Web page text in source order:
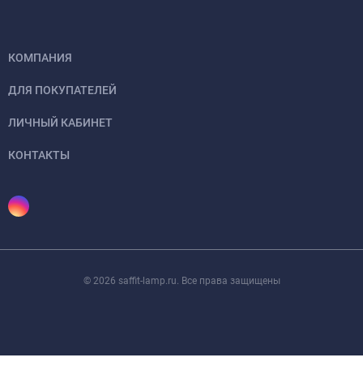
КОМПАНИЯ
ДЛЯ ПОКУПАТЕЛЕЙ
ЛИЧНЫЙ КАБИНЕТ
КОНТАКТЫ
© 2026 saffit-lamp.ru. Все права защищены